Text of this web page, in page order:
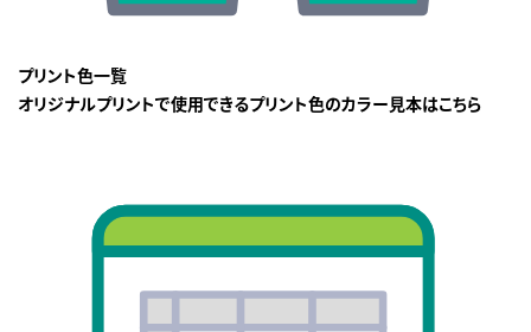
プリント色一覧
オリジナルプリントで使用できるプリント色のカラー見本はこちら